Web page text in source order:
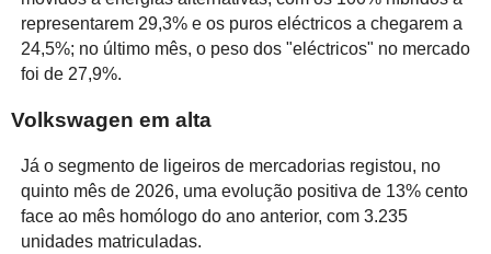
representarem 29,3% e os puros eléctricos a chegarem a
24,5%; no último mês, o peso dos "eléctricos" no mercado
foi de 27,9%.
Volkswagen em alta
Já o segmento de ligeiros de mercadorias registou, no
quinto mês de 2026, uma evolução positiva de 13% cento
face ao mês homólogo do ano anterior, com 3.235
unidades matriculadas.